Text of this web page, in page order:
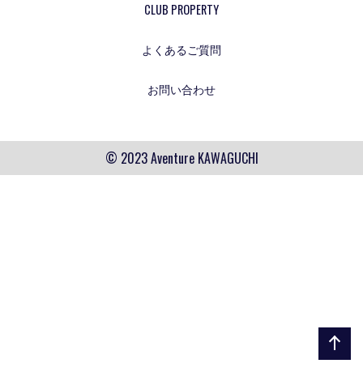
CLUB PROPERTY
よくあるご質問
お問い合わせ
© 2023 Aventure KAWAGUCHI